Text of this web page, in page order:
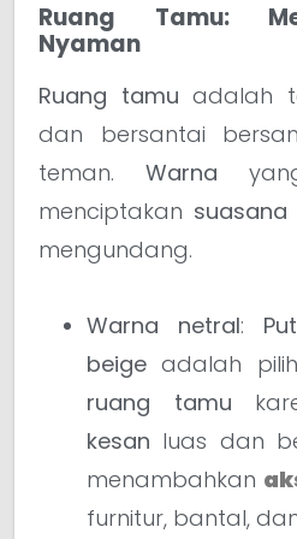
Ruang Tamu:
Nyaman
Ruang tamu adalah
dan bersantai
teman. Warna
menciptakan suasana
mengundang.
Warna netral:
beige adalah
ruang tamu
kesan luas dan
menambahkan
furnitur, bantal,